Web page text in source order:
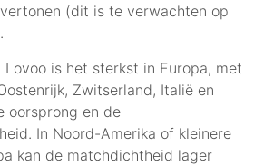
(dit is te verwachten op
is het sterkst in Europa, met
Zwitserland, Italië en
oorsprong en de
In Noord-Amerika of kleinere
kan de matchdichtheid lager